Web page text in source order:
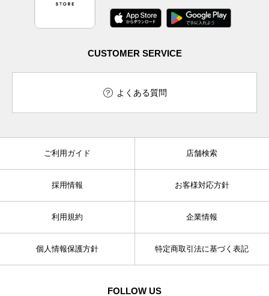
CUSTOMER SERVICE
よくある質問
ご利用ガイド 店舗検索
採用情報 お客様対応方針
利用規約 企業情報
個人情報保護方針 特定商取引法に基づく表記
FOLLOW US